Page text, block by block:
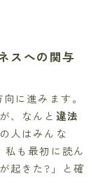
スへの関与
に進みます。
、なんと 違法
人はみんな
私も最初に読ん
起きた?」と確